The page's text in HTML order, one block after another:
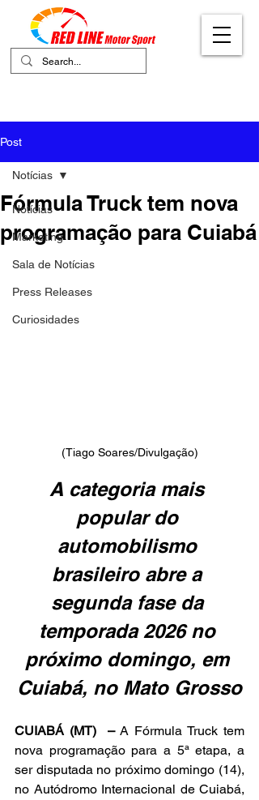
Post
Notícias
Marketing
Sala de Notícias
Press Releases
Curiosidades
Notícias
Fórmula Truck tem nova
programação para Cuiabá
(Tiago Soares/Divulgação)
A categoria mais
popular do
automobilismo
brasileiro abre a
segunda fase da
temporada 2026 no
próximo domingo, em
Cuiabá, no Mato Grosso
CUIABÁ (MT)  – A Fórmula Truck tem
nova programação para a 5ª etapa, a
ser disputada no próximo domingo (14),
no Autódromo Internacional de Cuiabá,